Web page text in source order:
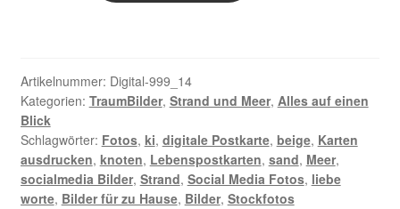
Menge
Artikelnummer: Digital-999_14
Kategorien: TraumBilder, Strand und Meer, Alles auf einen
Blick
Schlagwörter: Fotos, ki, digitale Postkarte, beige, Karten
ausdrucken, knoten, Lebenspostkarten, sand, Meer,
socialmedia Bilder, Strand, Social Media Fotos, liebe
worte, Bilder für zu Hause, Bilder, Stockfotos